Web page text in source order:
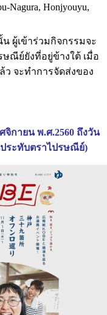
Nagura, Honjyouyu,
ผู้เข้าร่วมกิจกรรมจะ
ณีย์ยังที่อยู่ข้างใต้ เมื่อ
ว จะทำการจัดส่งของ
กายน พ.ศ.2560 ถึงวัน
ประทับตราไปรษณีย์)